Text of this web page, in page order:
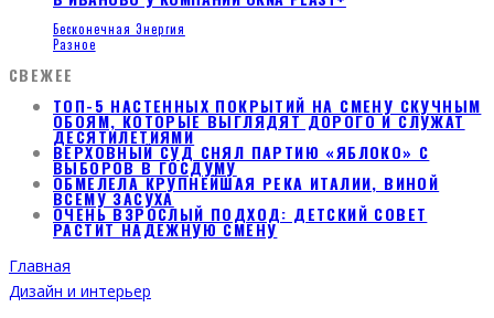
Бесконечная Энергия
Разное
СВЕЖЕЕ
ТОП-5 НАСТЕННЫХ ПОКРЫТИЙ НА СМЕНУ СКУЧНЫМ
ОБОЯМ, КОТОРЫЕ ВЫГЛЯДЯТ ДОРОГО И СЛУЖАТ
ДЕСЯТИЛЕТИЯМИ
ВЕРХОВНЫЙ СУД СНЯЛ ПАРТИЮ «ЯБЛОКО» С
ВЫБОРОВ В ГОСДУМУ
ОБМЕЛЕЛА КРУПНЕЙШАЯ РЕКА ИТАЛИИ, ВИНОЙ
ВСЕМУ ЗАСУХА
ОЧЕНЬ ВЗРОСЛЫЙ ПОДХОД: ДЕТСКИЙ СОВЕТ
РАСТИТ НАДЕЖНУЮ СМЕНУ
Главная
Дизайн и интерьер